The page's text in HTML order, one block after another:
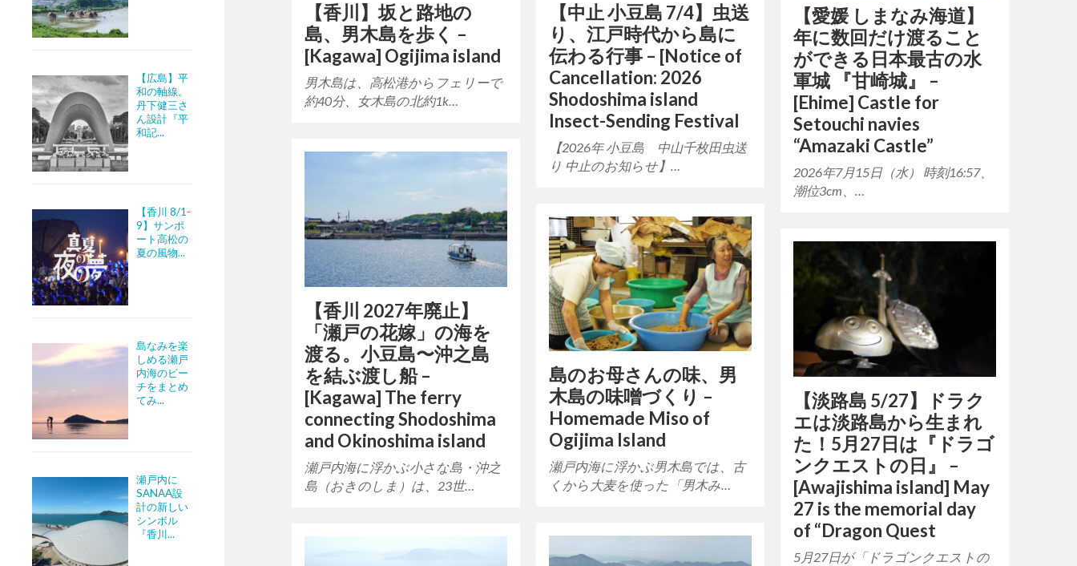
【広島】平
和の軸線。
丹下健三さ
ん設計『平
和記...
【香川 8/1-
9】サンポ
ート高松の
夏の風物...
島なみを楽
しめる瀬戸
内海のビー
チをまとめ
てみ...
瀬戸内に
SANAA設
計の新しい
シンボル
『香川...
【香川】坂と路地の
島、男木島を歩く –
[Kagawa] Ogijima island
男木島は、高松港からフェリーで
約40分、女木島の北約1k…
【中止 小豆島 7/4】虫送
り、江戸時代から島に
伝わる行事 – [Notice of
Cancellation: 2026
Shodoshima island
Insect-Sending Festival
【2026年 小豆島 中山千枚田虫送
り 中止のお知らせ】…
【愛媛 しまなみ海道】
年に数回だけ渡ること
ができる日本最古の水
軍城 『甘崎城』 –
[Ehime] Castle for
Setouchi navies
“Amazaki Castle”
2026年7月15日（水） 時刻16:57、
潮位3cm、…
【香川 2027年廃止】
「瀬戸の花嫁」の海を
渡る。小豆島〜沖之島
を結ぶ渡し船 –
[Kagawa] The ferry
connecting Shodoshima
and Okinoshima island
瀬戸内海に浮かぶ小さな島・沖之
島（おきのしま）は、23世…
島のお母さんの味、男
木島の味噌づくり –
Homemade Miso of
Ogijima Island
瀬戸内海に浮かぶ男木島では、古
くから大麦を使った「男木み…
【淡路島 5/27】ドラク
エは淡路島から生まれ
た！5月27日は『ドラゴ
ンクエストの日』 –
[Awajishima island] May
27 is the memorial day
of “Dragon Quest
5月27日が「ドラゴンクエストの